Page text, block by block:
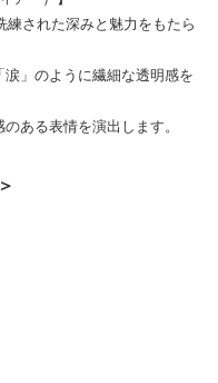
された深みと魅力をもたら
涙」のように繊細な透明感を
ある表情を演出します。